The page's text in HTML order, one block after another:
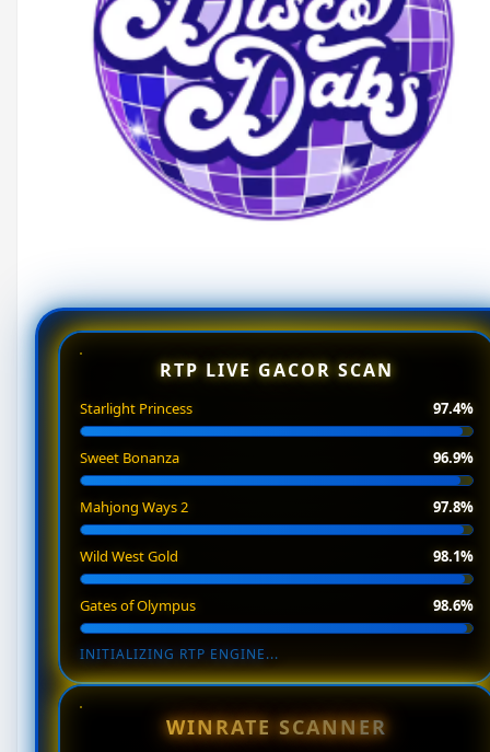
RTP LIVE GACOR SCAN
Starlight Princess 97.4%
Sweet Bonanza 96.9%
Mahjong Ways 2 97.8%
Wild West Gold 98.1%
Gates of Olympus 98.6%
INITIALIZING RTP ENGINE...
WINRATE SCANNER